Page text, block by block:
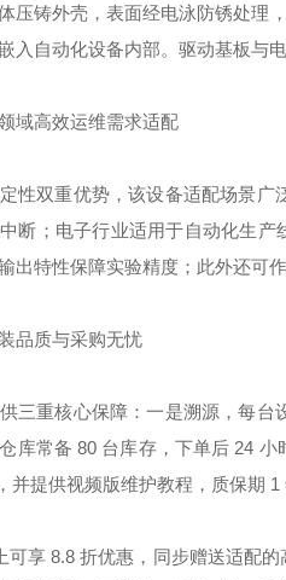
压铸外壳，表面经电泳防锈处理
入自动化设备内部。驱动基板与
域高效运维需求适配
性双重优势，该设备适配场景
断；电子行业适用于自动化生
出特性保障实验精度；此外还可
品质与采购无忧
三重核心保障：一是溯源，每
库常备 80 台库存，下单后 24
并提供视频版维护教程，质保期
可享 8.8 折优惠，同步赠送适配